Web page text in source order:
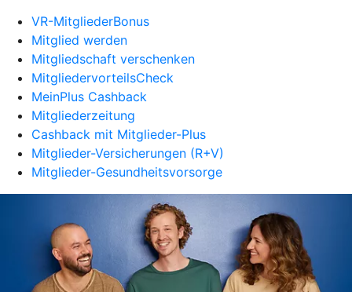
VR-MitgliederBonus
Mitglied werden
Mitgliedschaft verschenken
MitgliedervorteilsCheck
MeinPlus Cashback
Mitgliederzeitung
Cashback mit Mitglieder-Plus
Mitglieder-Versicherungen (R+V)
Mitglieder-Gesundheitsvorsorge